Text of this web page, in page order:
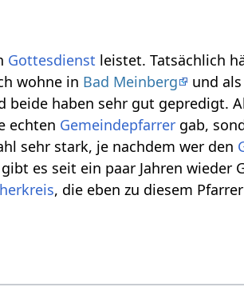
Gottesdienst leistet. Tatsächlich
wohne in Bad Meinberg
und
beide haben sehr gut gepredigt.
echten Gemeindepfarrer gab,
sehr stark, je nachdem wer den
es seit ein paar Jahren wieder
, die eben zu diesem